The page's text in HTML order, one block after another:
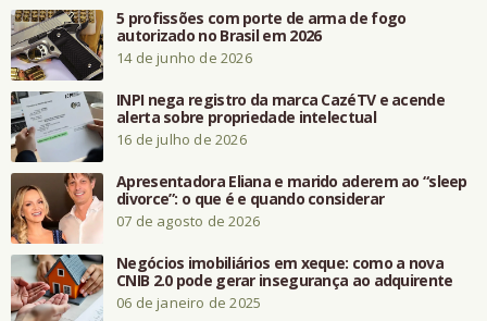
5 profissões com porte de arma de fogo
autorizado no Brasil em 2026
14 de junho de 2026
INPI nega registro da marca CazéTV e acende
alerta sobre propriedade intelectual
16 de julho de 2026
Apresentadora Eliana e marido aderem ao “sleep
divorce”: o que é e quando considerar
07 de agosto de 2026
Negócios imobiliários em xeque: como a nova
CNIB 2.0 pode gerar insegurança ao adquirente
06 de janeiro de 2025